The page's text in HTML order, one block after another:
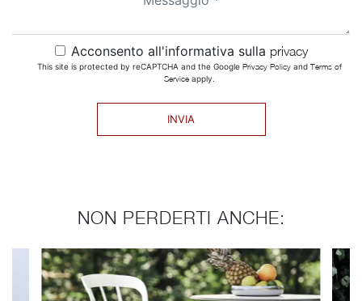
Acconsento all'informativa sulla privacy
This site is protected by reCAPTCHA and the Google Privacy Policyand Terms of
Serviceapply.
INVIA
NON PERDERTI ANCHE: